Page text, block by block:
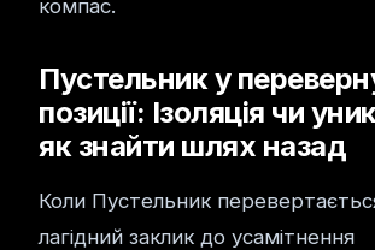
компас.
Пустельник у
позиції: Ізоляція чи
як знайти шлях назад
Коли Пустельник
лагідний заклик до усамітнення